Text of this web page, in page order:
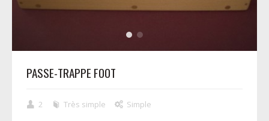
PASSE-TRAPPE FOOT
2 Très simple Simple